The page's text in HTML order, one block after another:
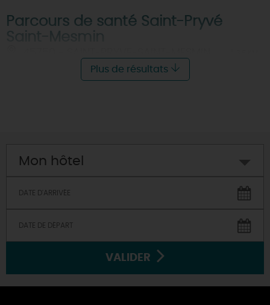
Parcours de santé Saint-Pryvé
Plus de résultats
Mon hôtel
VALIDER